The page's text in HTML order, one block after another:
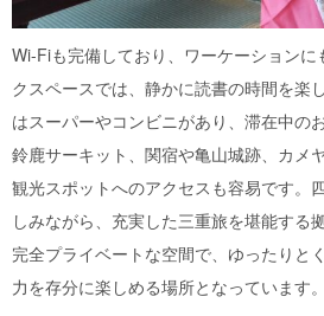
Wi-Fiも完備しており、ワーケーションに
クスペースでは、静かに読書の時間を楽
はスーパーやコンビニがあり、滞在中の
鈴鹿サーキット、関宿や亀山城跡、カメ
観光スポットへのアクセスも容易です。
しみながら、充実した三重旅を堪能する
完全プライベートな空間で、ゆったりと
力を存分に楽しめる場所となっています。